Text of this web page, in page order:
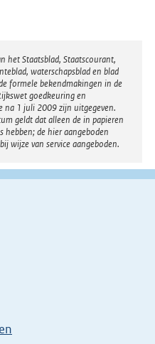
het Staatsblad, Staatscourant,
waterschapsblad en blad
formele bekendmakingen in de
goedkeuring en
na 1 juli 2009 zijn uitgegeven.
geldt dat alleen de in papieren
de hier aangeboden
wijze van service aangeboden.